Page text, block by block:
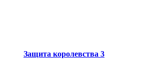
Защита королевства 3